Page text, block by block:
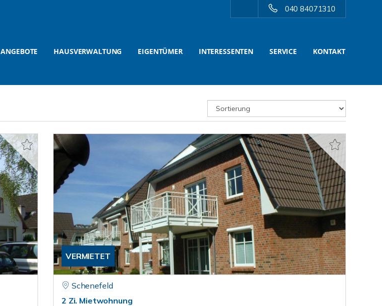
040 84071310
ANGEBOTE HAUSVERWALTUNG EIGENTÜMER INTERESSENTEN SERVICE KONTAKT
VERMIETET
Schenefeld
2 Zi. Mietwohnung